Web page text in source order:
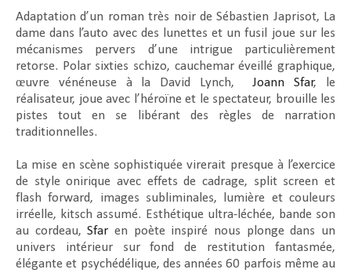
Adaptation d’un roman très noir de Sébastien Japrisot, La
dame dans l’auto avec des lunettes et un fusil
joue sur les
mécanismes pervers d’une intrigue particulièrement
retorse. Polar sixties schizo, cauchemar éveillé graphique,
œuvre vénéneuse à la David Lynch,Joann Sfar, le
réalisateur, joue avec l’héroïne et le spectateur, brouille les
pistes tout en se libérant des règles de narration
traditionnelles.
La mise en scène sophistiquée virerait presque à l’exercice
de style onirique avec effets de cadrage, split screen et
flash forward, images subliminales, lumière et couleurs
irréelle, kitsch assumé. Esthétique ultra-léchée, bande son
au cordeau,Sfar en poète inspiré nous plonge dans un
univers intérieur sur fond de restitution fantasmée,
élégante et psychédélique, des années 60 parfois même au